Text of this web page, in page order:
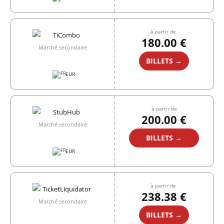
Marché secondaire
EUR
à partir de
180.00 €
BILLETS →
Marché secondaire
EUR
à partir de
200.00 €
BILLETS →
Marché secondaire
à partir de
238.38 €
BILLETS →